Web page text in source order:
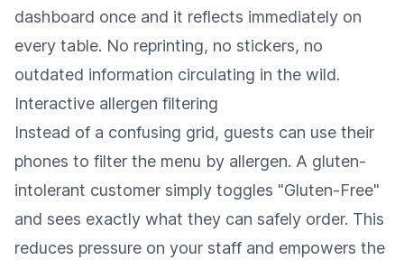
dashboard once and it reflects immediately on
every table. No reprinting, no stickers, no
outdated information circulating in the wild.
Interactive allergen filtering
Instead of a confusing grid, guests can use their
phones to filter the menu by allergen. A gluten-
intolerant customer simply toggles "Gluten-Free"
and sees exactly what they can safely order. This
reduces pressure on your staff and empowers the